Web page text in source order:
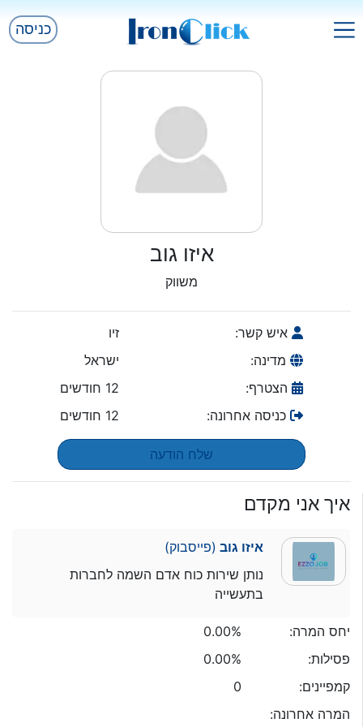
כניסה
איזו גוב
משווק
איש קשר:
זיו
מדינה:
ישראל
הצטרף:
12 חודשים
כניסה אחרונה:
12 חודשים
שלח הודעה
איך אני מקדם
איזו גוב (פייסבוק)
נותן שירות כוח אדם השמה לחברות
בתעשייה
יחס המרה:
0.00%
פסילות:
0.00%
קמפיינים:
0
המרה אחרונה: